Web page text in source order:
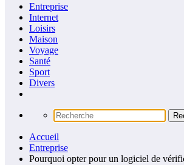
Entreprise
Internet
Loisirs
Maison
Voyage
Santé
Sport
Divers
Accueil
Entreprise
Pourquoi opter pour un logiciel de